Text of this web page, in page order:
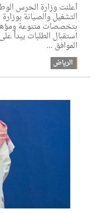
أعلنت وزارة الحرس
التشغيل والصيانة
بتخصصات متنوعة
استقبال الطلبات يبدأ
الموافق ...
الرياض